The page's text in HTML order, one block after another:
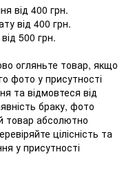
від 400 грн.
від 400 грн.
500 грн.
огляньте товар, якщо
фото у присутності
та відмовтеся від
браку, фото
товар абсолютно
цілісність та
у присутності